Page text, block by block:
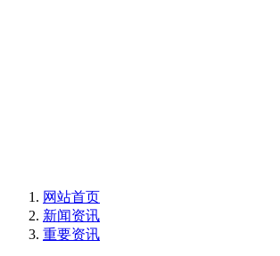
网站首页
新闻资讯
重要资讯